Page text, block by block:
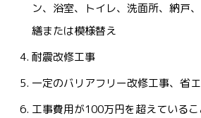
ン、浴室、トイレ、洗面所、納戸
繕または模様替え
耐震改修工事
一定のバリアフリー改修工事、省
工事費用が100万円を超えているこ